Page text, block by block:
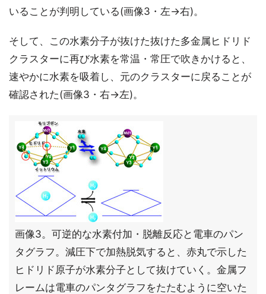
いることが判明している(画像3・左→右)。
そして、この水素分子が抜けた抜けた多金属ヒドリド
クラスターに再び水素を常温・常圧で吹きかけると、
速やかに水素を吸着し、元のクラスターに戻ることが
確認された(画像3・右→左)。
画像3。可逆的な水素付加・脱離反応と電車のパン
タグラフ。減圧下で加熱脱気すると、赤丸で示した
ヒドリド原子が水素分子として抜けていく。金属フ
レームは電車のパンタグラフをたたむように空いた